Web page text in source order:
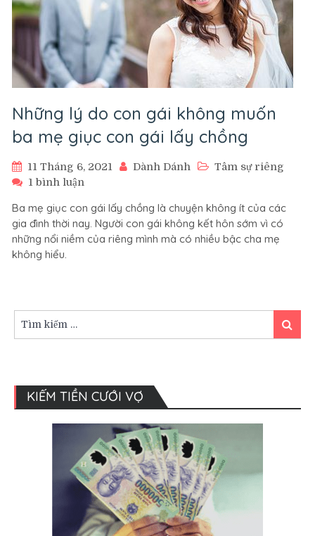
Những lý do con gái không muốn
ba mẹ giục con gái lấy chồng
11 Tháng 6, 2021 Dành Dánh
Tâm sự riêng
1 bình luận
lý
do
con
mẹ
con
chồng
Ba mẹ giục con gái lấy chồng là chuyện không ít của các
gia đình thời nay. Người con gái không kết hôn sớm vì có
những nổi niềm của riêng mình mà có nhiều bậc cha mẹ
không hiểu.
kiếm:
Tìm
kiếm
KIẾM TIỀN CƯỚI VỢ